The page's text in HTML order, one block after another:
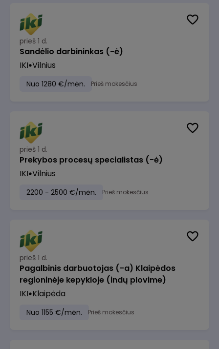
prieš 1 d.
Sandėlio darbininkas (-ė)
IKI Vilnius
Nuo 1280 €/mėn. Prieš mokesčius
prieš 1 d.
Prekybos procesų specialistas (-ė)
IKI Vilnius
2200 - 2500 €/mėn. Prieš mokesčius
prieš 1 d.
Pagalbinis darbuotojas (-a) Klaipėdos
regioninėje kepykloje (indų plovime)
IKI Klaipėda
Nuo 1155 €/mėn. Prieš mokesčius